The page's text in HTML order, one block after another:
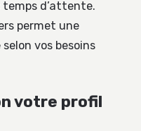
temps d’attente.
permet une
vos besoins
votre profil